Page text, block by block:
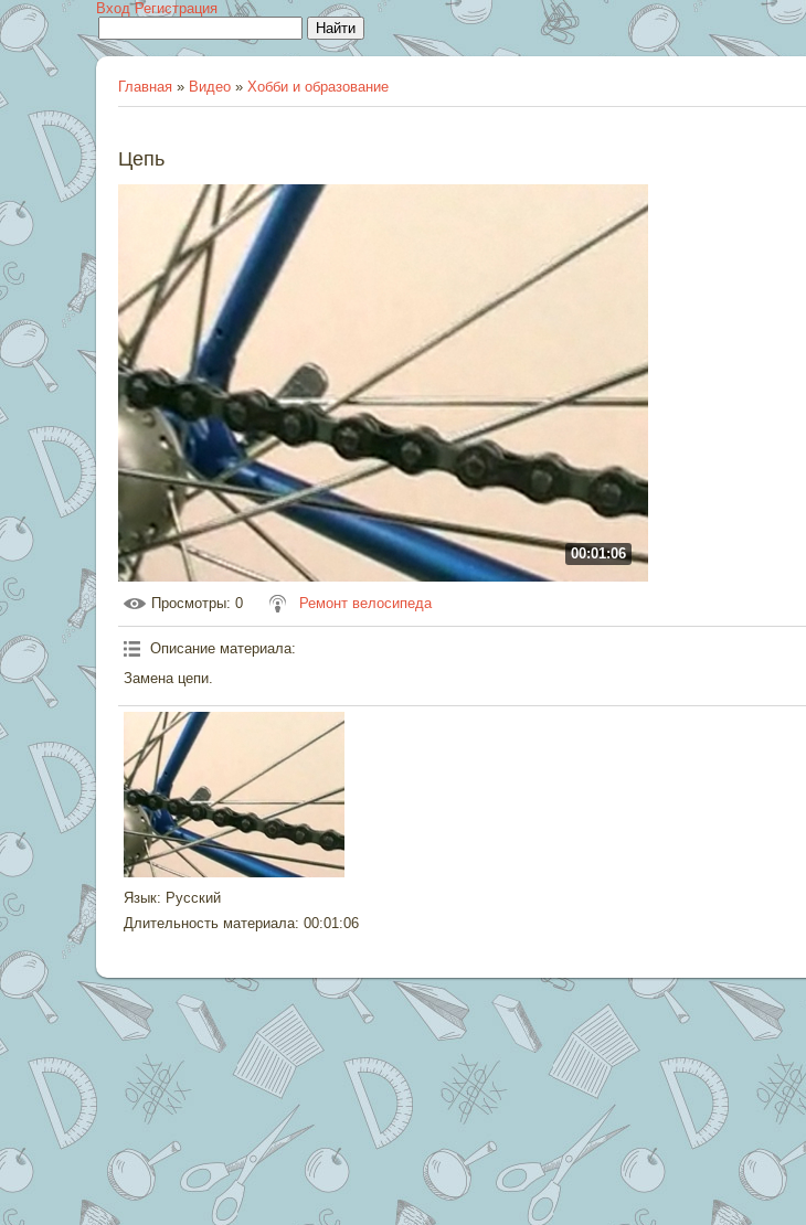
Вход Регистрация
Главная » Видео » Хобби и образование
Цепь
00:01:06
Просмотры: 0 Ремонт велосипеда
Описание материала:
Замена цепи.
Язык: Русский
Длительность материала: 00:01:06